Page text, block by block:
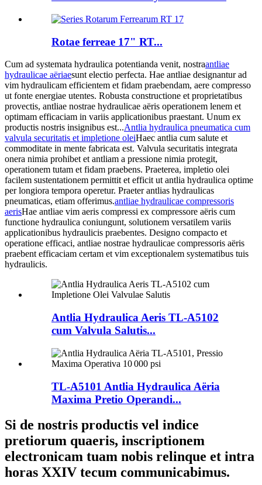
Rotae ferreae 17" RT...
Cum ad systemata hydraulica potentianda venit, nostraantliae
hydraulicae aëriaesunt electio perfecta. Hae antliae designantur ad
vim hydraulicam efficientem et fidam praebendam, aere compresso
ut fonte energiae utentes. Robusta constructione et proprietatibus
provectis, antliae nostrae hydraulicae aëris operationem lenem et
optimam efficaciam in variis applicationibus praestant. Unum ex
productis nostris insignibus est...Antlia hydraulica pneumatica cum
valvula securitatis et impletione oleiHaec antlia cum salute et
commoditate in mente fabricata est. Valvula securitatis integrata
onera nimia prohibet et antliam a pressione nimia protegit,
operationem tutam et fidam praebens. Praeterea, impletio olei
facilem sustentationem permittit et efficit ut antlia hydraulica optime
per longiora tempora operetur. Praeter antlias hydraulicas
pneumaticas, etiam offerimus.antliae hydraulicae compressoris
aerisHae antliae vim aeris compressi ex compressore aëris cum
functione hydraulica coniungunt, solutionem versatilem variis
applicationibus hydraulicis praebentes. Designo compacto et
operatione efficaci, antliae nostrae hydraulicae compressoris aëris
praebent efficaciam certam et vim exceptionalem systematibus tuis
hydraulicis.
Antlia Hydraulica Aeris TL-A5102
cum Valvula Salutis...
TL-A5101 Antlia Hydraulica Aëria
Maxima Pretio Operandi...
Si de nostris productis vel indice
pretiorum quaeris, inscriptionem
electronicam tuam nobis relinque et intra
horas XXIV tecum communicabimus.